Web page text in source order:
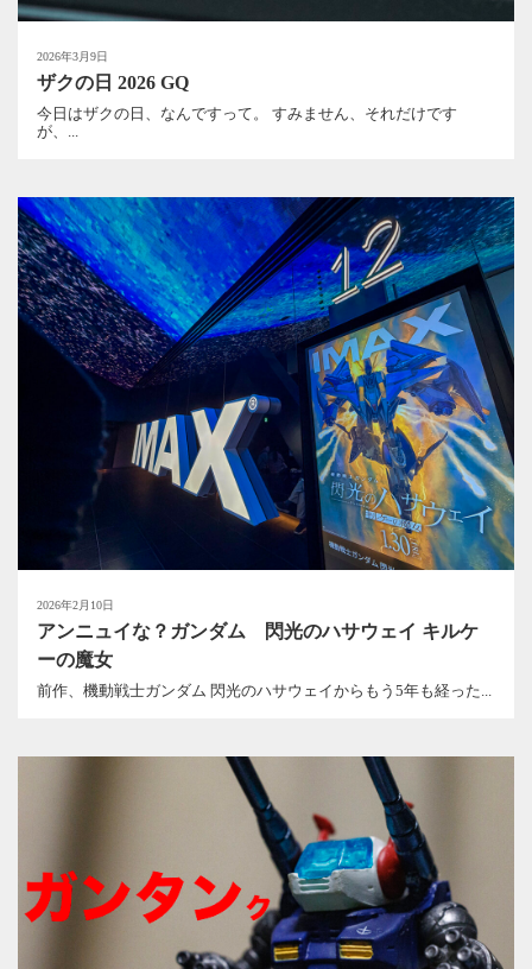
2026年3月9日
ザクの日 2026 GQ
今日はザクの日、なんですって。 すみません、それだけです
が、...
2026年2月10日
アンニュイな？ガンダム 閃光のハサウェイ キルケ
ーの魔女
前作、機動戦士ガンダム 閃光のハサウェイからもう5年も経った...